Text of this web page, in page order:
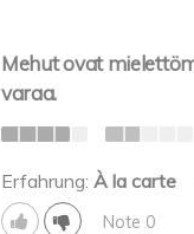
Mehut ovat
varaa.
Erfahrung: À la carte
Note 0